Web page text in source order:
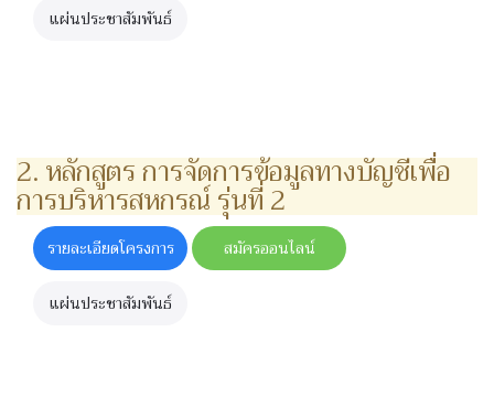
แผ่นประชาสัมพันธ์
2. หลักสูตร การจัดการข้อมูลทางบัญชีเพื่อ
การบริหารสหกรณ์ รุ่นที่ 2
รายละเอียดโครงการ สมัครออนไลน์
แผ่นประชาสัมพันธ์